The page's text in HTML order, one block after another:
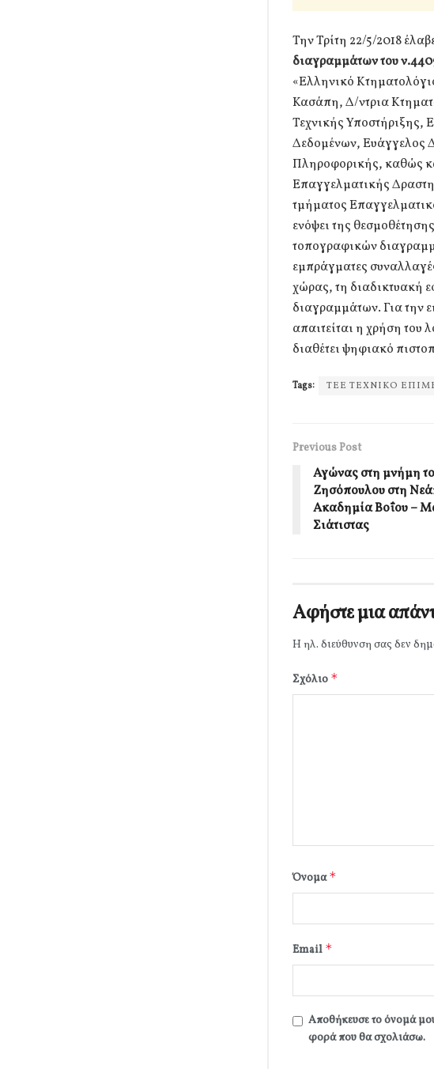
Την Τρίτη 22/5/2018
διαγραμμάτων του
«Ελληνικό
Κασάπη, Δ/ντρια
Τεχνικής
Δεδομένων, Ευάγγελος
Πληροφορικής, καθώς
Επαγγελματικής
τμήματος
ενόψει της
τοπογραφικών
εμπράγματες
χώρας, τη διαδικτυακή
διαγραμμάτων. Για την
απαιτείται η χρήση του
διαθέτει ψηφιακό
Tags: ΤΕΕ ΤΕΧΝΙΚΟ
Previous Post
Αγώνας στη μνήμη
Ζησόπουλου στη
Ακαδημία Βοΐου –
Σιάτιστας
Αφήστε μια
Η ηλ. διεύθυνση σας δεν
Σχόλιο *
Όνομα*
Email *
Αποθήκευσε το όνομά
φορά που θα σχολιάσω.